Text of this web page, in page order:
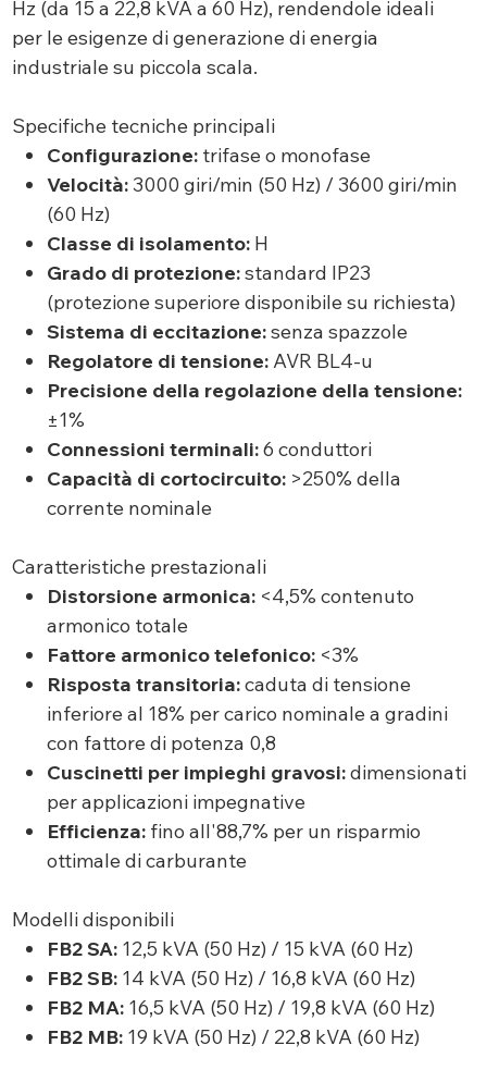
Hz (da 15 a 22,8 kVA a 60 Hz), rendendole ideali
per le esigenze di generazione di energia
industriale su piccola scala.
Specifiche tecniche principali
Configurazione: trifase o monofase
Velocità:3000 giri/min (50 Hz) / 3600 giri/min
(60 Hz)
Classe di isolamento: H
Grado di protezione:standard IP23
(protezione superiore disponibile su richiesta)
Sistema di eccitazione:senza spazzole
Regolatore di tensione: AVR BL4-u
Precisione della regolazione della tensione:
±1%
Connessioni terminali:6 conduttori
Capacità di cortocircuito: >250% della
corrente nominale
Caratteristiche prestazionali
Distorsione armonica: <4,5% contenuto
armonico totale
Fattore armonico telefonico: <3%
Risposta transitoria:caduta di tensione
inferiore al 18% per carico nominale a gradini
con fattore di potenza 0,8
Cuscinetti per impieghi gravosi:dimensionati
per applicazioni impegnative
Efficienza: fino all'88,7% per un risparmio
ottimale di carburante
Modelli disponibili
FB2 SA: 12,5 kVA (50 Hz) / 15 kVA (60 Hz)
FB2 SB: 14 kVA (50 Hz) / 16,8 kVA (60 Hz)
FB2 MA: 16,5 kVA (50 Hz) / 19,8 kVA (60 Hz)
FB2 MB: 19 kVA (50 Hz) / 22,8 kVA (60 Hz)